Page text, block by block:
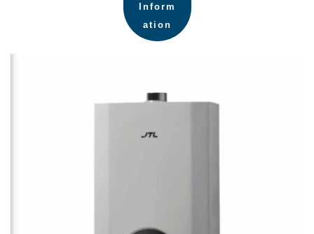
Inform
ation